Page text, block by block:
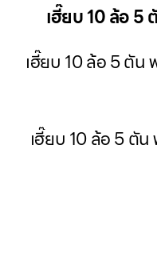
เฮี๊ยบ 10 ล้อ 5
เฮี๊ยบ 10 ล้อ 5 ตัน
เฮี๊ยบ 10 ล้อ 5 ตั